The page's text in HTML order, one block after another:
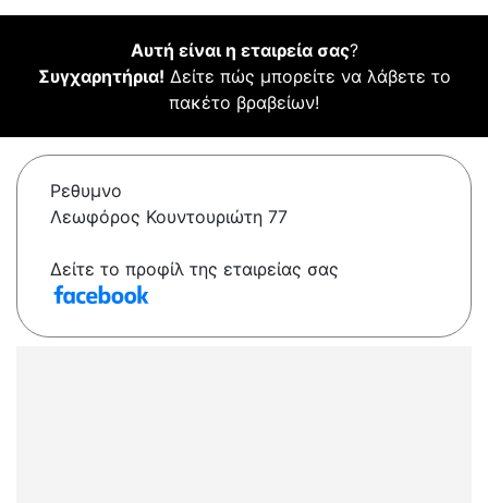
Αυτή είναι η εταιρεία σας?
Συγχαρητήρια! Δείτε πώς μπορείτε να λάβετε το
πακέτο βραβείων!
Ρεθυμνο
Λεωφόρος Κουντουριώτη 77
Δείτε το προφίλ της εταιρείας σας